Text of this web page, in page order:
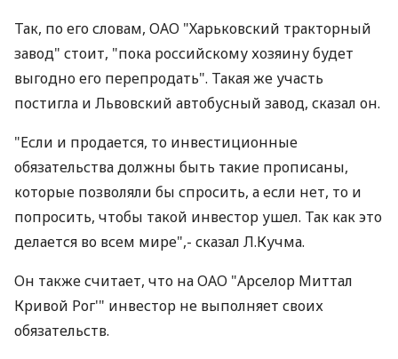
Так, по его словам, ОАО "Харьковский тракторный
завод" стоит, "пока российскому хозяину будет
выгодно его перепродать". Такая же участь
постигла и Львовский автобусный завод, сказал он.
"Если и продается, то инвестиционные
обязательства должны быть такие прописаны,
которые позволяли бы спросить, а если нет, то и
попросить, чтобы такой инвестор ушел. Так как это
делается во всем мире",- сказал Л.Кучма.
Он также считает, что на ОАО "Арселор Миттал
Кривой Рог'" инвестор не выполняет своих
обязательств.